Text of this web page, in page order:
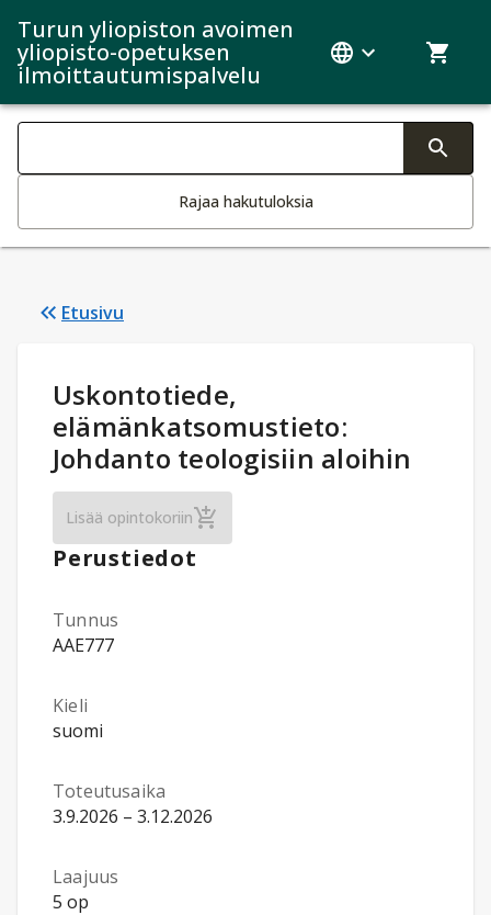
Turun yliopiston avoimen
yliopisto-opetuksen
ilmoittautumispalvelu
Haku kategoriat
Rajaa hakutuloksia
Etusivu
Opintotiedot:
Uskontotiede,
elämänkatsomustieto:
Johdanto teologisiin aloihin
Lisää opintokoriinUskontotiede, elämänkatsomustieto:
Perustiedot
Tunnus
AAE777
Kieli
suomi
Toteutusaika
3.9.2026 – 3.12.2026
Laajuus
5 op